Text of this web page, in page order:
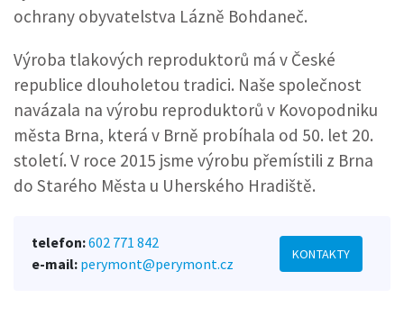
ochrany obyvatelstva Lázně Bohdaneč.
Výroba tlakových reproduktorů má v České
republice dlouholetou tradici. Naše společnost
navázala na výrobu reproduktorů v Kovopodniku
města Brna, která v Brně probíhala od 50. let 20.
století. V roce 2015 jsme výrobu přemístili z Brna
do Starého Města u Uherského Hradiště.
telefon:602 771 842
e-mail: perymont@perymont.cz
KONTAKTY